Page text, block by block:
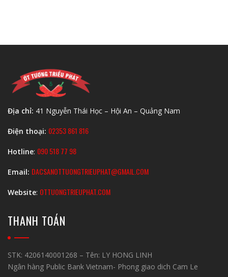
Địa chỉ: 41 Nguyễn Thái Học – Hội An – Quảng Nam
Điện thoại: 02353 861 816
Hotline: 090 518 77 98
Email: DACSANOTTUONGTRIEUPHAT@GMAIL.COM
Website: OTTUONGTRIEUPHAT.COM
THANH TOÁN
STK: 4206140001268 – Tên: LY HONG LINH
Ngân hàng Public Bank Vietnam- Phong giao dich Cam Le